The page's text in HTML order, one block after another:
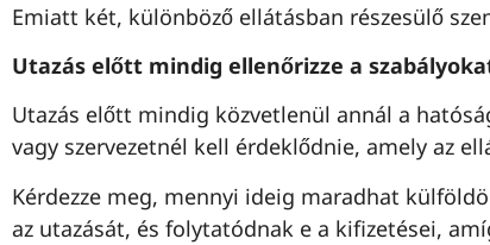
Emiatt két, különböző ellátásban részesülő
Utazás előtt mindig ellenőrizze a
Utazás előtt mindig közvetlenül annál a
vagy szervezetnél kell érdeklődnie, amely az
Kérdezze meg, mennyi ideig maradhat
az utazását, és folytatódnak e a kifizetései,